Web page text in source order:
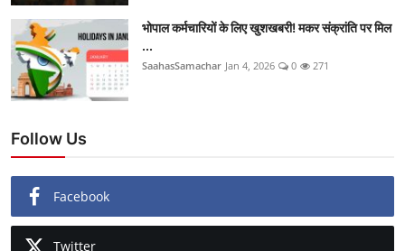
भोपाल कर्मचारियों के लिए खुशखबरी! मकर संक्रांति पर मिल
...
SaahasSamachar Jan 4, 2026 0 271
Follow Us
Facebook
Twitter